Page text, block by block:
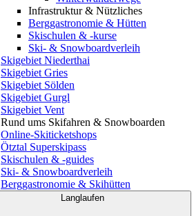
Infrastruktur & Nützliches
Berggastronomie & Hütten
Skischulen & -kurse
Ski- & Snowboardverleih
Skigebiet Niederthai
Skigebiet Gries
Skigebiet Sölden
Skigebiet Gurgl
Skigebiet Vent
Rund ums Skifahren & Snowboarden
Online-Skiticketshops
Ötztal Superskipass
Skischulen & -guides
Ski- & Snowboardverleih
Berggastronomie & Skihütten
Langlaufen